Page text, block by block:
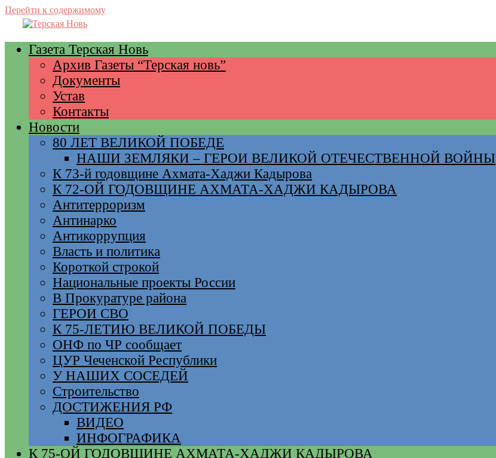
Перейти к содержимому
Газета Терская Новь
Архив Газеты “Терская новь”
Документы
Устав
Контакты
Новости
80 ЛЕТ ВЕЛИКОЙ ПОБЕДЕ
НАШИ ЗЕМЛЯКИ – ГЕРОИ ВЕЛИКОЙ ОТЕЧЕСТВЕННОЙ ВОЙНЫ
К 73-й годовщине Ахмата-Хаджи Кадырова
К 72-ОЙ ГОДОВЩИНЕ АХМАТА-ХАДЖИ КАДЫРОВА
Антитерроризм
Антинарко
Антикоррупция
Власть и политика
Короткой строкой
Национальные проекты России
В Прокуратуре района
ГЕРОИ СВО
К 75-ЛЕТИЮ ВЕЛИКОЙ ПОБЕДЫ
ОНФ по ЧР сообщает
ЦУР Чеченской Республики
У НАШИХ СОСЕДЕЙ
Строительство
ДОСТИЖЕНИЯ РФ
ВИДЕО
ИНФОГРАФИКА
К 75-ОЙ ГОДОВЩИНЕ АХМАТА-ХАДЖИ КАДЫРОВА